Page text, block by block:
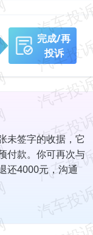
完成/再
投诉
未签字的收据，它
付款。你可再次与
还4000元，沟通